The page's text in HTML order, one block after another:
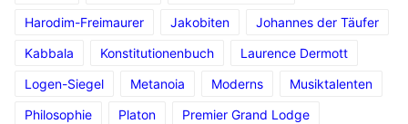
Harodim-Freimaurer
Jakobiten
Johannes der Täufer
Kabbala
Konstitutionenbuch
Laurence Dermott
Logen-Siegel
Metanoia Moderns
Musiktalenten
Philosophie
Platon
Premier Grand Lodge